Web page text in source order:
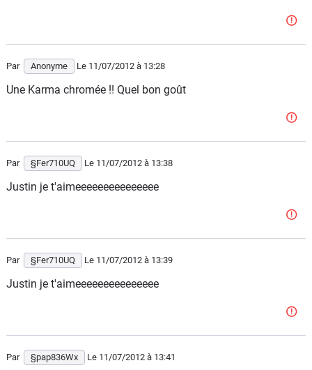
Par Anonyme Le 11/07/2012 à 13:28
Une Karma chromée !! Quel bon goût
Par §Fer710UQ Le 11/07/2012 à 13:38
Justin je t'aimeeeeeeeeeeeeeee
Par §Fer710UQ Le 11/07/2012 à 13:39
Justin je t'aimeeeeeeeeeeeeeee
Par §pap836Wx Le 11/07/2012 à 13:41